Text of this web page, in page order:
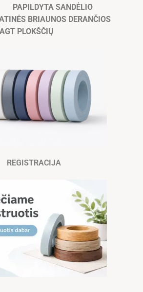
SANDĖLIO
BRIAUNOS DERANČIOS
IR AGT PLOKŠČIŲ
REGISTRACIJA